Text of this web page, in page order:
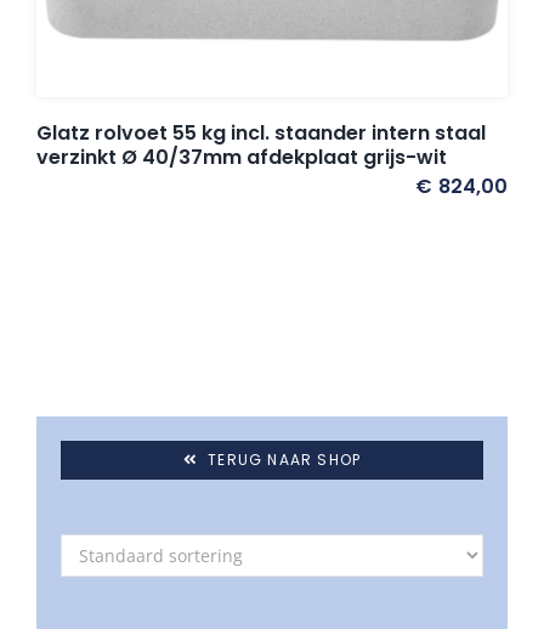
Glatz rolvoet 55 kg incl. staander intern staal
verzinkt Ø 40/37mm afdekplaat grijs-wit
€ 824,00
TERUG NAAR SHOP